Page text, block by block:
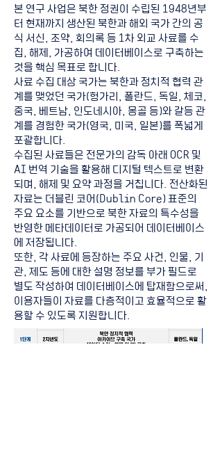
본 연구 사업은 북한 정권이 수립된 1948년부
터 현재까지 생산된 북한과 해외 국가 간의 공
식 서신, 조약, 회의록 등 1차 외교 사료를 수
집, 해제, 가공하여 데이터베이스로 구축하는
것을 핵심 목표로 합니다.
사료 수집 대상 국가는 북한과 정치적 협력 관
계를 맺었던 국가(헝가리, 폴란드, 독일, 체코,
중국, 베트남, 인도네시아, 몽골 등)와 갈등 관
계를 경험한 국가(영국, 미국, 일본)를 폭넓게
포괄합니다.
수집된 사료들은 전문가의 감독 아래 OCR 및
AI 번역 기술을 활용해 디지털 텍스트로 변환
되며, 해제 및 요약 과정을 거칩니다. 전산화된
자료는 더블린 코어(Dublin Core) 표준의
주요 요소를 기반으로 북한 자료의 특수성을
반영한 메타데이터로 가공되어 데이터베이스
에 저장됩니다.
또한, 각 사료에 등장하는 주요 사건, 인물, 기
관, 제도 등에 대한 설명 정보를 부가 필드로
별도 작성하여 데이터베이스에 탑재함으로써,
이용자들이 자료를 다층적이고 효율적으로 활
용할 수 있도록 지원합니다.